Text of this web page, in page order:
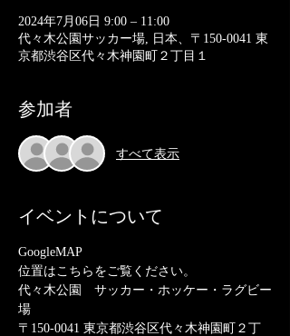
2024年7月06日 9:00 – 11:00
代々木公園サッカー場, 日本、〒150-0041 東
京都渋谷区代々木神園町２丁目１
参加者
すべて表示
イベントについて
GoogleMAP
位置はこちらをご覧ください。
代々木公園　サッカー・ホッケー・ラグビー
場
〒150-0041 東京都渋谷区代々木神園町２丁